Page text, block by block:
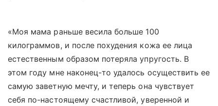
«Моя мама раньше весила больше 100
килограммов, и после похудения кожа ее лица
естественным образом потеряла упругость. В
этом году мне наконец-то удалось осуществить ее
самую заветную мечту, и теперь она чувствует
себя по-настоящему счастливой, уверенной и